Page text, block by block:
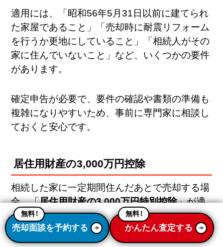
適用には、「昭和56年5月31日以前に建てられ
た家屋であること」「売却時に耐震リフォーム
を行うか更地にしていること」「相続人がその
家に住んでいないこと」など、いくつかの要件
があります。
確定申告が必要で、要件の確認や書類の準備も
複雑になりやすいため、事前に専門家に相談し
ておくと安心です。
居住用財産の3,000万円控除
相続した家に一定期間住んだあとで売却する場
合、「居住用財産の3,000万円特別控除」が適
用されることがあります。これは、自宅を売却
した際に譲渡所得から最大3,000万円を控除で
きる制度で、空き家控除とは別の仕組みです。
無料！
売却面談を予約する
無料！
かんたん査定する